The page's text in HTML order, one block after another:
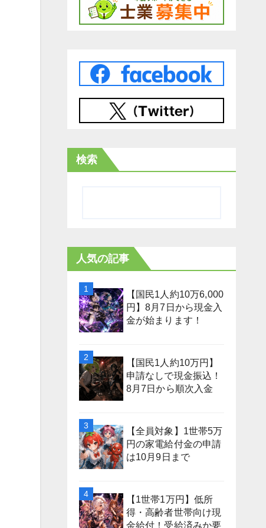
検索
人気の記事
【国民1人約10万6,000
円】8月7日から現金入
金が始まります！
【国民1人約10万円】
申請なしで現金振込！
8月7日から順次入金
【全員対象】1世帯5万
円の家電給付金の申請
は10月9日まで
【1世帯1万円】低所
得・高齢者世帯向け現
金給付！受給済みか要